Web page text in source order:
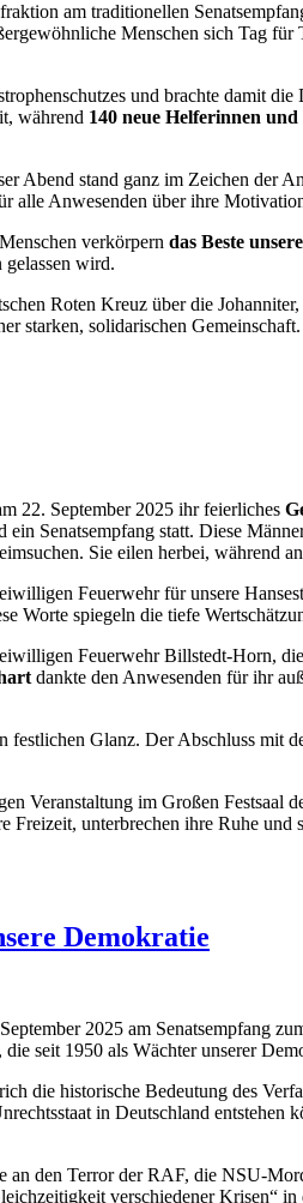
am traditionellen
Menschen sich Tag
und brachte damit
während 140 neue Helferinnen
Abend stand ganz im Zeichen der
Anwesenden über ihre
verkörpern das Beste
gelassen wird.
Roten Kreuz über die
starken, solidarischen Gemeinschaft.
22. September 2025 ihr feierliches
Senatsempfang statt. Diese
Sie eilen herbei, während
Feuerwehr für unsere
Worte spiegeln die tiefe
Feuerwehr Billstedt-Horn,
dankte den Anwesenden für ihr
Glanz. Der Abschluss mit
Veranstaltung im Großen Festsaal
unterbrechen ihre Ruhe
Demokratie
2025 am Senatsempfang
seit 1950 als Wächter unserer
die historische Bedeutung des
in Deutschland entstehen
an den Terror der RAF, die NSU-
verschiedener Krisen“